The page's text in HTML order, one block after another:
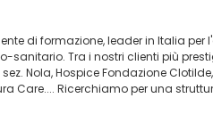
di formazione, leader in Italia per
sanitario. Tra i nostri clienti più
Nola, Hospice Fondazione
Care.... Ricerchiamo per una